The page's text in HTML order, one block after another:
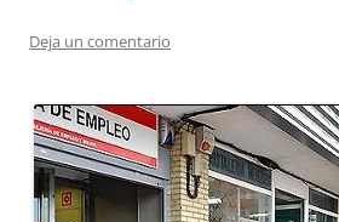
Deja un comentario